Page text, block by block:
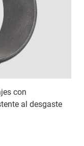
con
al desgaste